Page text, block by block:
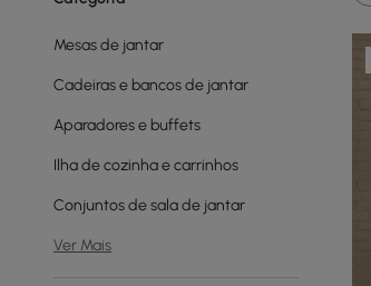
Mesas de jantar
Cadeiras e bancos de jantar
Aparadores e buffets
Ilha de cozinha e carrinhos
Conjuntos de sala de jantar
Ver Mais